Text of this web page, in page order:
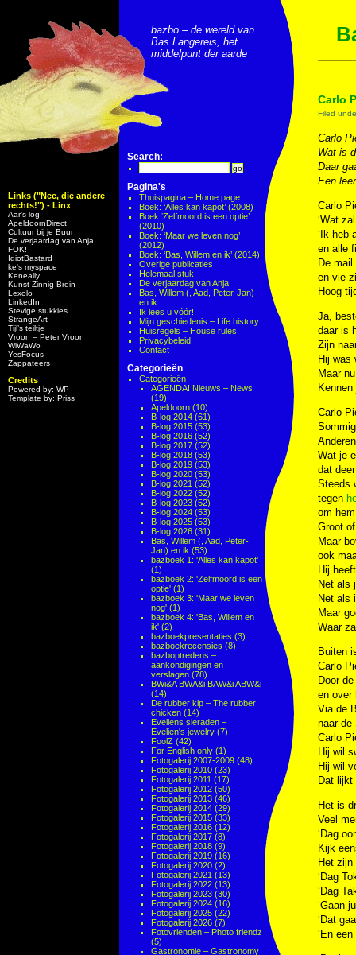
Links ("Nee, die andere
rechts!") - Linx
Aar’s log
ApeldoornDirect
Cultuur bij je Buur
De verjaardag van Anja
FOK!
IdiotBastard
ke's myspace
Keneally
Kunst-Zinnig-Brein
Lexolo
LinkedIn
Stevige stukkies
StrangeArt
Tijl’s teiltje
Vroon – Peter Vroon
WiWaWo
YesFocus
Zappateers
Credits
Powered by: WP
Template by: Priss
bazbo – de wereld van
Bas Langereis, het
middelpunt der aarde
Search:
Pagina's
Thuispagina – Home page
Boek: ‘Alles kan kapot’ (2008)
Boek ‘Zelfmoord is een optie’
(2010)
Boek: ‘Maar we leven nog’
(2012)
Boek: ‘Bas, Willem en ik’ (2014)
Overige publicaties
Helemaal stuk
De verjaardag van Anja
Bas, Willem (, Aad, Peter-Jan)
en ik
Ik lees u vóór!
Mijn geschiedenis – Life history
Huisregels – House rules
Privacybeleid
Contact
Categorieën
Categorieën
AGENDA! Nieuws – News
(19)
Apeldoorn (10)
B-log 2014 (61)
B-log 2015 (53)
B-log 2016 (52)
B-log 2017 (52)
B-log 2018 (53)
B-log 2019 (53)
B-log 2020 (53)
B-log 2021 (52)
B-log 2022 (52)
B-log 2023 (52)
B-log 2024 (53)
B-log 2025 (53)
B-log 2026 (31)
Bas, Willem (, Aad, Peter-
Jan) en ik (53)
bazboek 1: 'Alles kan kapot'
(1)
bazboek 2: 'Zelfmoord is een
optie' (1)
bazboek 3: 'Maar we leven
nog' (1)
bazboek 4: 'Bas, Willem en
ik' (2)
bazboekpresentaties (3)
bazboekrecensies (8)
bazboptredens –
aankondigingen en
verslagen (78)
BWi&A BWA&i BAW&i ABW&i
(14)
De rubber kip – The rubber
chicken (14)
Eveliens sieraden –
Evelien's jewelry (7)
FoolZ (42)
For English only (1)
Fotogalerij 2007-2009 (48)
Fotogalerij 2010 (23)
Fotogalerij 2011 (17)
Fotogalerij 2012 (50)
Fotogalerij 2013 (46)
Fotogalerij 2014 (29)
Fotogalerij 2015 (33)
Fotogalerij 2016 (12)
Fotogalerij 2017 (8)
Fotogalerij 2018 (9)
Fotogalerij 2019 (16)
Fotogalerij 2020 (2)
Fotogalerij 2021 (13)
Fotogalerij 2022 (13)
Fotogalerij 2023 (30)
Fotogalerij 2024 (16)
Fotogalerij 2025 (22)
Fotogalerij 2026 (7)
Fotovrienden – Photo friendz
(5)
Gastronomie – Gastronomy
Carlo
Filed
Carlo
Wat is
Daar
Een
Carlo
‘Wat
‘Ik heb
en alle
De mail
en vie-
Hoog
Ja,
daar is
Zijn
Hij was
Maar
Carlo
Wat je
dat
Steeds
tegen
om
Groot
Maar
ook
Hij
Net als
Net als
Maar
Waar
Buiten
Carlo
Door
en over
Via de
naar de
Carlo
Hij wil
Hij wil
Dat lijkt
Het is
Veel
‘Dag
Kijk
Het
‘Dag
‘Dag
‘Gaan
‘Dat
‘En